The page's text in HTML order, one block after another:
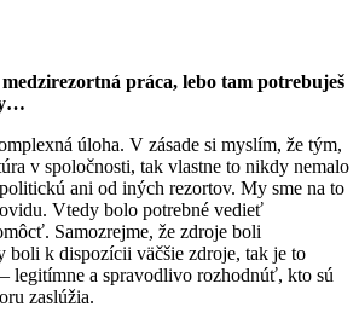
práca, lebo tam potrebuješ
úloha. V zásade si myslím, že tým,
v spoločnosti, tak vlastne to nikdy nemalo
ani od iných rezortov. My sme na to
Vtedy bolo potrebné vedieť
Samozrejme, že zdroje boli
boli k dispozícii väčšie zdroje, tak je to
legitímne a spravodlivo rozhodnúť, kto sú
zaslúžia.